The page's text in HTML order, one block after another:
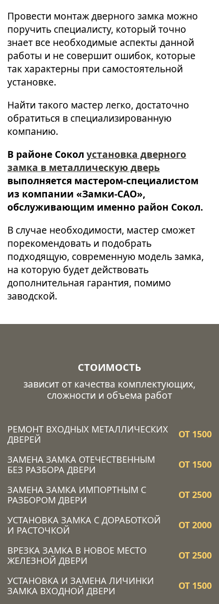
Провести монтаж дверного замка можно
поручить специалисту, который точно
знает все необходимые аспекты данной
работы и не совершит ошибок, которые
так характерны при самостоятельной
установке.
Найти такого мастер легко, достаточно
обратиться в специализированную
компанию.
В районе Сокол установка дверного
замка в металлическую дверь
выполняется мастером-специалистом
из компании «Замки-САО»,
обслуживающим именно район Сокол.
В случае необходимости, мастер сможет
порекомендовать и подобрать
подходящую, современную модель замка,
на которую будет действовать
дополнительная гарантия, помимо
заводской.
СТОИМОСТЬ
зависит от качества комплектующих,
сложности и объема работ
РЕМОНТ ВХОДНЫХ МЕТАЛЛИЧЕСКИХ
ДВЕРЕЙ
ОТ 1500
ЗАМЕНА ЗАМКА ОТЕЧЕСТВЕННЫМ
БЕЗ РАЗБОРА ДВЕРИ
ОТ 1500
ЗАМЕНА ЗАМКА ИМПОРТНЫМ С
РАЗБОРОМ ДВЕРИ
ОТ 2500
УСТАНОВКА ЗАМКА C ДОРАБОТКОЙ
И РАСТОЧКОЙ
ОТ 2000
ВРЕЗКА ЗАМКА В НОВОЕ МЕСТО
ЖЕЛЕЗНОЙ ДВЕРИ
ОТ 2500
УСТАНОВКА И ЗАМЕНА ЛИЧИНКИ
ЗАМКА ВХОДНОЙ ДВЕРИ
ОТ 1500